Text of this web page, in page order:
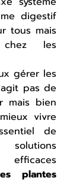
digestif
tous mais
les
gérer les
pas de
mais bien
vivre
de
plantes